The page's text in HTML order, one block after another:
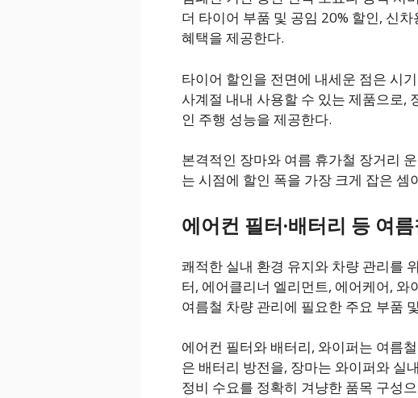
더 타이어 부품 및 공임 20% 할인, 신
혜택을 제공한다.
타이어 할인을 전면에 내세운 점은 시
사계절 내내 사용할 수 있는 제품으로,
인 주행 성능을 제공한다.
본격적인 장마와 여름 휴가철 장거리
는 시점에 할인 폭을 가장 크게 잡은 셈
에어컨 필터·배터리 등 여
쾌적한 실내 환경 유지와 차량 관리를
터, 에어클리너 엘리먼트, 에어케어,
여름철 차량 관리에 필요한 주요 부품
에어컨 필터와 배터리, 와이퍼는 여름
은 배터리 방전을, 장마는 와이퍼와 실
정비 수요를 정확히 겨냥한 품목 구성